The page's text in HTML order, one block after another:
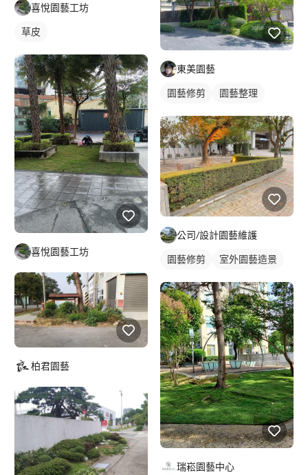
喜悅園藝工坊
草皮
喜悅園藝工坊
柏君園藝
東美園藝
園藝修剪 園藝整理
公司/設計園藝維護
園藝修剪 室外園藝造景
瑞崧園藝中心